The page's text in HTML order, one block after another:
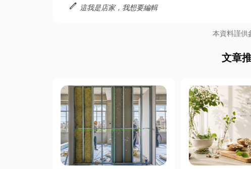
edit 這我是店家，我想要編輯
本資料謹供
文章